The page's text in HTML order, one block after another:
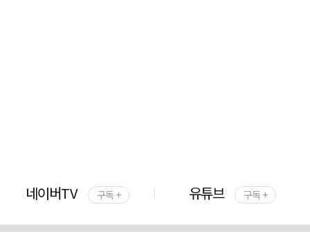
네이버TV 구독 + 유튜브 구독 +